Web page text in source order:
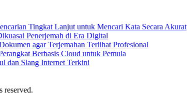
Tingkat Lanjut untuk Mencari Kata Secara Akurat
Penerjemah di Era Digital
agar Terjemahan Terlihat Profesional
Berbasis Cloud untuk Pemula
dan Slang Internet Terkini